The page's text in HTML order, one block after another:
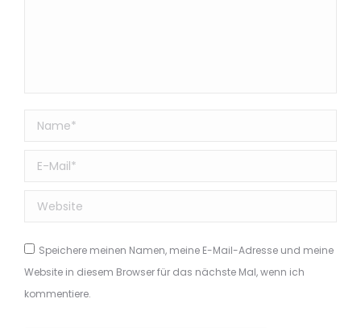
Name *
E-Mail *
Website
Speichere meinen Namen, meine E-Mail-Adresse und meine
Website in diesem Browser für das nächste Mal, wenn ich
kommentiere.